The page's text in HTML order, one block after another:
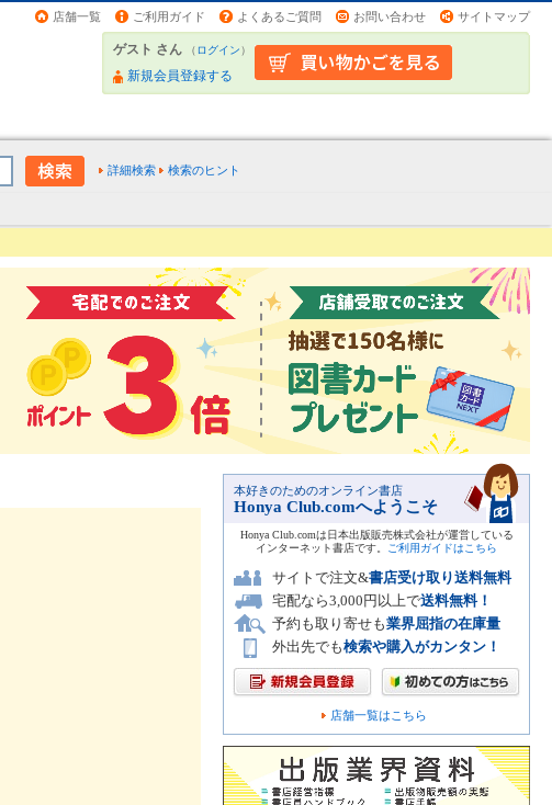
店舗一覧 ご利用ガイド よくあるご質問 お問い合わせ サイトマップ
ゲスト さん （ログイン）
新規会員登録する
詳細検索 検索のヒント
本好きのためのオンライン書店
Honya Club.comへようこそ
Honya Club.comは日本出版販売株式会社が運営している
インターネット書店です。
ご利用ガイドはこちら
サイトで注文&書店受け取り送料無料
宅配なら3,000円以上で送料無料！
予約も取り寄せも業界屈指の在庫量
外出先でも検索や購入がカンタン！
店舗一覧はこちら